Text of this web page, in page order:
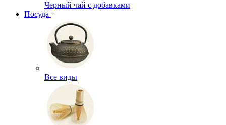
Черный чай с добавками
Посуда
Все виды